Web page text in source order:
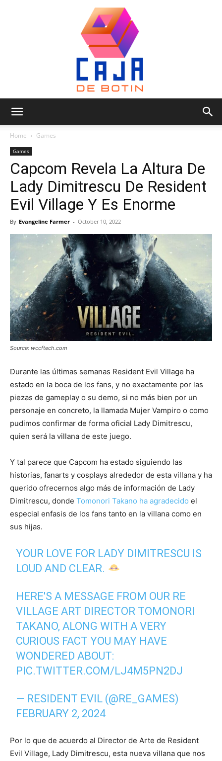
de
Botin
Home Games
Games
Capcom Revela La Altura De
Lady Dimitrescu De Resident
Evil Village Y Es Enorme
By Evangeline Farmer - October 10, 2022
Source: wccftech.com
Durante las últimas semanas Resident Evil Village ha
estado en la boca de los fans, y no exactamente por las
piezas de gameplay o su demo, si no más bien por un
personaje en concreto, la llamada Mujer Vampiro o como
pudimos confirmar de forma oficial Lady Dimitrescu,
quien será la villana de este juego.
Y tal parece que Capcom ha estado siguiendo las
historias, fanarts y cosplays alrededor de esta villana y ha
querido ofrecernos algo más de información de Lady
Dimitrescu, donde Tomonori Takano ha agradecido el
especial enfasis de los fans tanto en la villana como en
sus hijas.
YOUR LOVE FOR LADY DIMITRESCU IS
LOUD AND CLEAR.
HERE'S A MESSAGE FROM OUR RE
VILLAGE ART DIRECTOR TOMONORI
TAKANO, ALONG WITH A VERY
CURIOUS FACT YOU MAY HAVE
WONDERED ABOUT:
PIC.TWITTER.COM/LJ4M5PN2DJ
— RESIDENT EVIL (@RE_GAMES)
FEBRUARY 2, 2024
Por lo que de acuerdo al Director de Arte de Resident
Evil Village, Lady Dimitrescu, esta nueva villana que nos